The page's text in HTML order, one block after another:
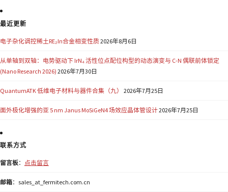
最近更新
电子杂化调控稀土RE₂In合金相变性质2026年8月6日
从单轴到双轴：电势驱动下 IrN₄ 活性位点配位构型的动态演变与 C-N 偶联前体锁定
(Nano Research 2026) 2026年7月30日
QuantumATK 低维电子材料与器件合集（九） 2026年7月25日
面外极化增强的亚 5 nm Janus MoSiGeN4 场效应晶体管设计2026年7月25日
联系方式
留言板： 点击留言
邮箱：sales_at_fermitech.com.cn